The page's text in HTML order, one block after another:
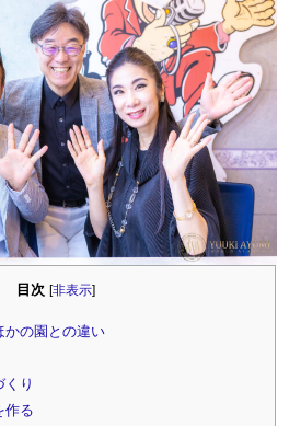
目次 [非表示]
かの園との違い
くり
作る